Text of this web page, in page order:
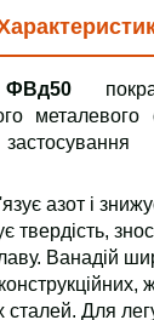
ФВд50
азот і
твердість,
Ванадій
сталей. Для